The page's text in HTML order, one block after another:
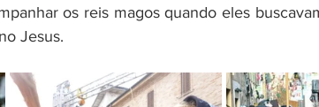
os reis magos quando eles
Jesus.